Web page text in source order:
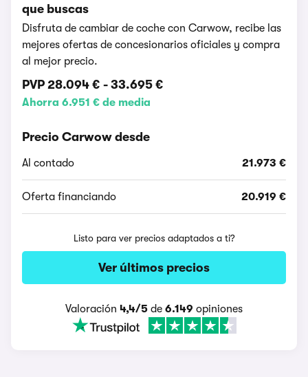
que buscas
Disfruta de cambiar de coche con Carwow, recibe las
mejores ofertas de concesionarios oficiales y compra
al mejor precio.
PVP 28.094 € - 33.695 €
Ahorra 6.951 € de media
Precio Carwow desde
Al contado 21.973 €
Oferta financiando 20.919 €
Listo para ver precios adaptados a ti?
Ver últimos precios
Valoración 4,4/5 de 6.149 opiniones